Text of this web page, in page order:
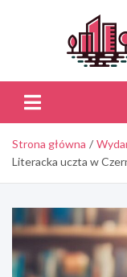
Strona główna
Literacka uczta w